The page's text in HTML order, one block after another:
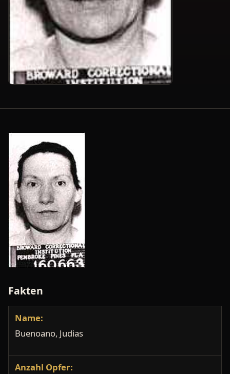
Fakten
Name:
Buenoano, Judias
Anzahl Opfer: